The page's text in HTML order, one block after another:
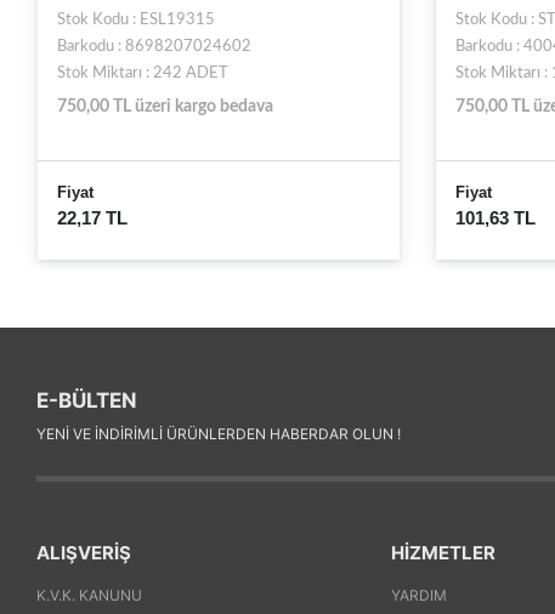
Stok Kodu : ESL19315
Barkodu : 8698207024602
Stok Miktarı : 242 ADET
750,00 TL üzeri kargo bedava
Fiyat
22,17 TL
Stok Kodu :
Barkodu :
Stok Miktarı :
750,00 TL
Fiyat
101,63 TL
E-BÜLTEN
YENI VE INDIRIMLI ÜRÜNLERDEN HABERDAR OLUN !
ALIŞVERİŞ
K.V.K. KANUNU
HİZMETLER
YARDIM